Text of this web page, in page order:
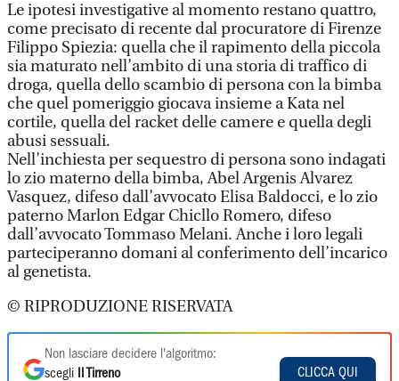
Le ipotesi investigative al momento restano quattro,
come precisato di recente dal procuratore di Firenze
Filippo Spiezia: quella che il rapimento della piccola
sia maturato nell’ambito di una storia di traffico di
droga, quella dello scambio di persona con la bimba
che quel pomeriggio giocava insieme a Kata nel
cortile, quella del racket delle camere e quella degli
abusi sessuali.
Nell’inchiesta per sequestro di persona sono indagati
lo zio materno della bimba, Abel Argenis Alvarez
Vasquez, difeso dall’avvocato Elisa Baldocci, e lo zio
paterno Marlon Edgar Chicllo Romero, difeso
dall’avvocato Tommaso Melani. Anche i loro legali
parteciperanno domani al conferimento dell’incarico
al genetista.
© RIPRODUZIONE RISERVATA
Non lasciare decidere l'algoritmo:
scegli
Il Tirreno
CLICCA QUI